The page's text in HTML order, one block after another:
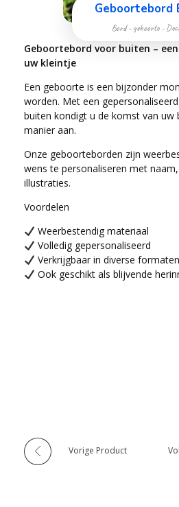
Geboortebord
Bord - geboorte -
Geboortebord voor buiten –
uw kleintje
Een geboorte is een bijzonder
worden. Met een
buiten kondigt u de komst van uw
manier aan.
Onze geboorteborden zijn
wens te personaliseren met
illustraties.
Voordelen
Weerbestendig materiaal
Volledig gepersonaliseerd
Verkrijgbaar in diverse formaten
Ook geschikt als blijvende
Vorige Product